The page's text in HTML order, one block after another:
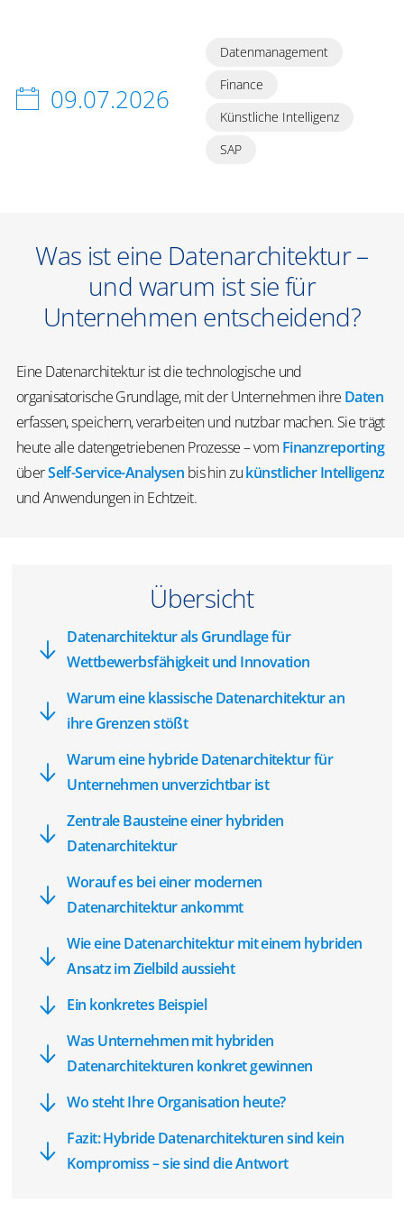
09.07.2026
Datenmanagement
Finance
Künstliche Intelligenz
SAP
Was ist eine Datenarchitektur –
und warum ist sie für
Unternehmen entscheidend?
Eine Datenarchitektur ist die technologische und
organisatorische Grundlage, mit der Unternehmen ihre Daten
erfassen, speichern, verarbeiten und nutzbar machen. Sie trägt
heute alle datengetriebenen Prozesse – vom Finanzreporting
überSelf-Service-Analysen bis hin zukünstlicher Intelligenz
und Anwendungen in Echtzeit.
Übersicht
Datenarchitektur als Grundlage für
Wettbewerbsfähigkeit und Innovation
Warum eine klassische Datenarchitektur an
ihre Grenzen stößt
Warum eine hybride Datenarchitektur für
Unternehmen unverzichtbar ist
Zentrale Bausteine einer hybriden
Datenarchitektur
Worauf es bei einer modernen
Datenarchitektur ankommt
Wie eine Datenarchitektur mit einem hybriden
Ansatz im Zielbild aussieht
Ein konkretes Beispiel
Was Unternehmen mit hybriden
Datenarchitekturen konkret gewinnen
Wo steht Ihre Organisation heute?
Fazit: Hybride Datenarchitekturen sind kein
Kompromiss – sie sind die Antwort